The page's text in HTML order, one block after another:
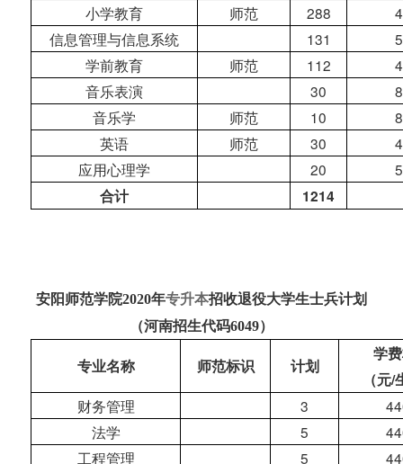
小学教育
师范 288
信息管理与信息系统
131
学前教育
师范 112
音乐表演
30
音乐学
师范 10
英语
师范 30
应用心理学
20
合计
1214
安阳师范学院2020年专升本招收退役大学生士兵计划
（河南招生代码6049）
专业名称 师范标识 计划
学
（元/
财务管理
3
法学
5
工程管理
5